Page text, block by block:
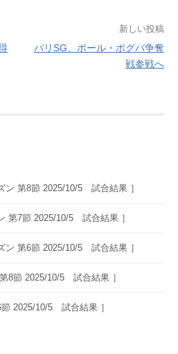
新しい投稿
パリSG、ポール・ポグバ争奪
戦参戦へ
ン 第8節 2025/10/5 試合結果 ］
第7節 2025/10/5 試合結果 ］
ン 第6節 2025/10/5 試合結果 ］
8節 2025/10/5 試合結果 ］
2025/10/5 試合結果 ］